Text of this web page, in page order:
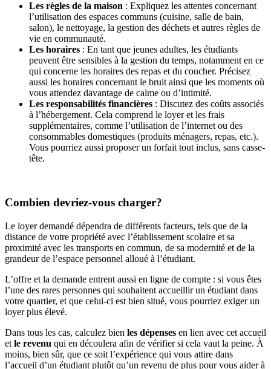
Les règles de la maison : Expliquez les attentes concernant
l’utilisation des espaces communs (cuisine, salle de bain,
salon), le nettoyage, la gestion des déchets et autres règles de
vie en communauté.
Les horaires : En tant que jeunes adultes, les étudiants
peuvent être sensibles à la gestion du temps, notamment en ce
qui concerne les horaires des repas et du coucher. Précisez
aussi les horaires concernant le bruit ainsi que les moments où
vous attendez davantage de calme ou d’intimité.
Les responsabilités financières : Discutez des coûts associés
à l’hébergement. Cela comprend le loyer et les frais
supplémentaires, comme l’utilisation de l’internet ou des
consommables domestiques (produits ménagers, repas, etc.).
Vous pourriez aussi proposer un forfait tout inclus, sans casse-
tête.
Combien devriez-vous charger?
Le loyer demandé dépendra de différents facteurs, tels que de la
distance de votre propriété avec l’établissement scolaire et sa
proximité avec les transports en commun, de sa modernité et de la
grandeur de l’espace personnel alloué à l’étudiant.
L’offre et la demande entrent aussi en ligne de compte : si vous êtes
l’une des rares personnes qui souhaitent accueillir un étudiant dans
votre quartier, et que celui-ci est bien situé, vous pourriez exiger un
loyer plus élevé.
Dans tous les cas, calculez bien les dépenses en lien avec cet accueil
et le revenu qui en découlera afin de vérifier si cela vaut la peine. À
moins, bien sûr, que ce soit l’expérience qui vous attire dans
l’accueil d’un étudiant plutôt qu’un revenu de plus pour vous aider à